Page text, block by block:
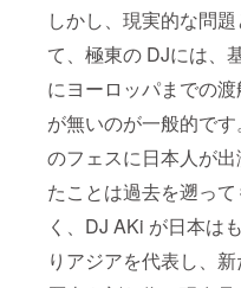
しかし、現実的な問題
て、極東の DJには、
にヨーロッパまでの
が無いのが一般的です
のフェスに日本人が出
たことは過去を遡っ
く、DJ AKi が日本は
りアジアを代表し、